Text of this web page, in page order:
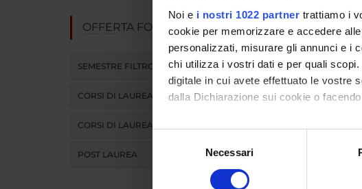
Noi e i nostri 1022 partner trattiamo i
cookie per memorizzare e accedere
personalizzati, misurare gli annunci e i
chi utilizza i vostri dati e per quali
digitale in cui avete effettuato le vostre
dalla Dichiarazione sui cookie o
Con il tuo consenso, vorremmo anche:
raccogliere informazioni sulla
digitali).
Necessari
OFFERTA FORMATIVA
SEMESTRE FILTRO
CORSI DI LAUREA
CORSI DI LAUREA MAGISTRALE
POST LAUREA
Sede
Periodo
Orario
Vai all'orario
TESTI DI